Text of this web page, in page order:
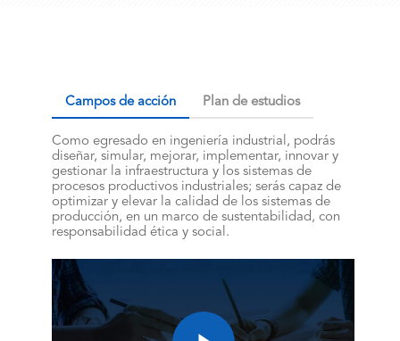
Campos de acción Plan de estudios
Como egresado en ingeniería industrial, podrás
diseñar, simular, mejorar, implementar, innovar y
gestionar la infraestructura y los sistemas de
procesos productivos industriales; serás capaz de
optimizar y elevar la calidad de los sistemas de
producción, en un marco de sustentabilidad, con
responsabilidad ética y social.
Play
Video
Play
Video